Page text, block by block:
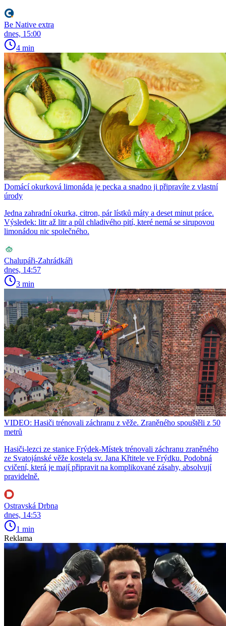
Be Native extra
dnes, 15:00
4 min
Domácí okurková limonáda je pecka a snadno ji připravíte z vlastní
úrody
Jedna zahradní okurka, citron, pár lístků máty a deset minut práce.
Výsledek: litr až litr a půl chladivého pití, které nemá se sirupovou
limonádou nic společného.
Chalupáři-Zahrádkáři
dnes, 14:57
3 min
VIDEO: Hasiči trénovali záchranu z věže. Zraněného spouštěli z 50
metrů
Hasiči-lezci ze stanice Frýdek-Místek trénovali záchranu zraněného
ze Svatojánské věže kostela sv. Jana Křtitele ve Frýdku. Podobná
cvičení, která je mají připravit na komplikované zásahy, absolvují
pravidelně.
Ostravská Drbna
dnes, 14:53
1 min
Reklama